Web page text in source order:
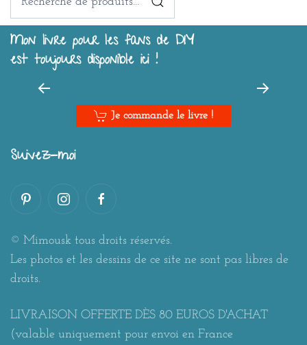
Mon livre pour les fans de DIY
est toujours disponible ici !
Je commande le livre !
Suivez-moi
© Mimousk tous droits réservés.
Les photos et les dessins de ce site ne sont pas libres de
droits.
LIVRAISON OFFERTE DÈS 80 EUROS D'ACHAT
(valable uniquement pour envoi en France